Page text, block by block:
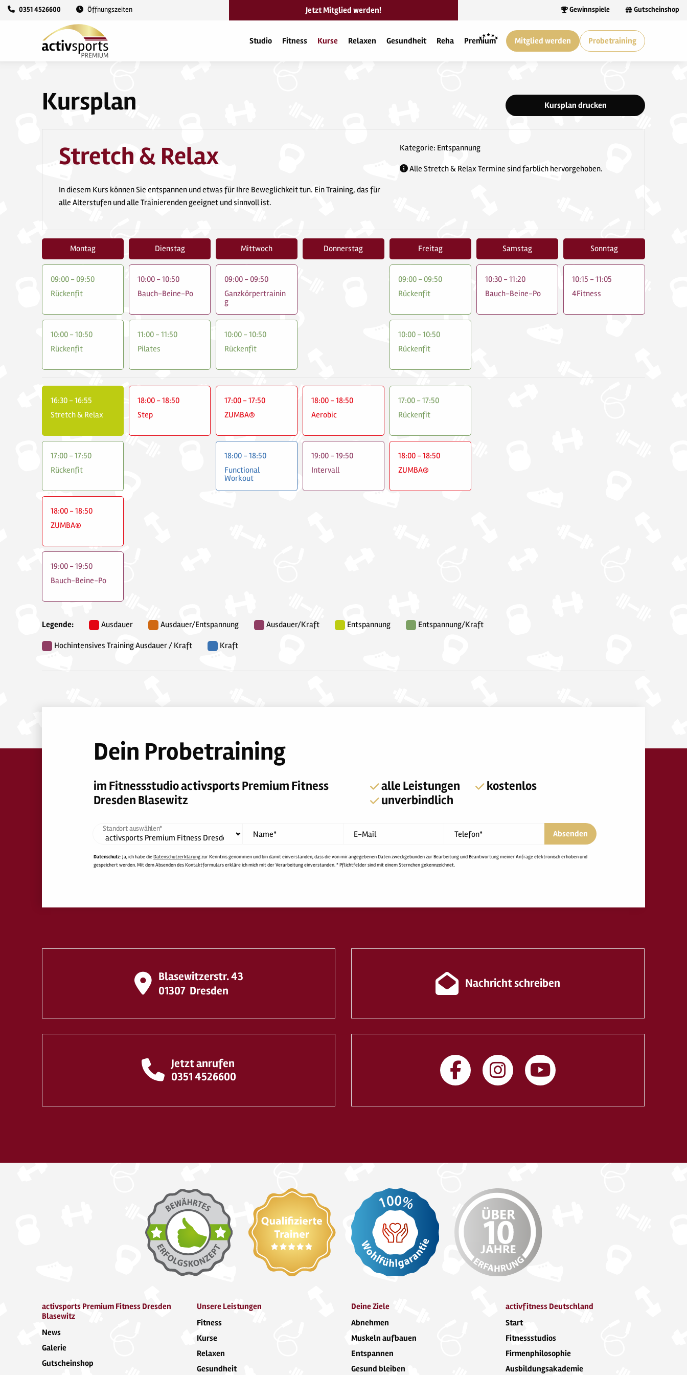
Jetzt Mitglied werden!
0351 4526600 Öffnungszeiten Gewinnspiele Gutscheinshop
Studio Fitness Kurse Relaxen Gesundheit Reha Premium Mitglied werden Probetraining
Kursplan Kursplan drucken
Stretch & Relax
In diesem Kurs können Sie entspannen und etwas für Ihre Beweglichkeit tun. Ein Training, das für
alle Alterstufen und alle Trainierenden geeignet und sinnvoll ist.
Kategorie: Entspannung
Alle Stretch & Relax Termine sind farblich hervorgehoben.
Montag
09:00 - 09:50
Rückenfit
10:00 - 10:50
Rückenfit
Dienstag
10:00 - 10:50
Bauch-Beine-Po
11:00 - 11:50
Pilates
Mittwoch
09:00 - 09:50
Ganzkörpertrainin
g
10:00 - 10:50
Rückenfit
Donnerstag Freitag
09:00 - 09:50
Rückenfit
10:00 - 10:50
Rückenfit
Samstag
10:30 - 11:20
Bauch-Beine-Po
Sonntag
10:15 - 11:05
4Fitness
16:30 - 16:55
Stretch & Relax
17:00 - 17:50
Rückenfit
18:00 - 18:50
ZUMBA®
19:00 - 19:50
Bauch-Beine-Po
18:00 - 18:50
Step
17:00 - 17:50
ZUMBA®
18:00 - 18:50
Functional
Workout
18:00 - 18:50
Aerobic
19:00 - 19:50
Intervall
17:00 - 17:50
Rückenfit
18:00 - 18:50
ZUMBA®
Legende: Ausdauer Ausdauer/Entspannung Ausdauer/Kraft Entspannung Entspannung/Kraft
Hochintensives Training Ausdauer / Kraft Kraft
Dein Probetraining
im Fitnessstudio activsports Premium Fitness
Dresden Blasewitz
alle Leistungen
kostenlos
unverbindlich
Standort auswählen*
Name* E-Mail Telefon* Absenden
Datenschutz: Ja, ich habe dieDatenschutzerklärungzur Kenntnis genommen und bin damit einverstanden, dass die von mir angegebenen Daten zweckgebunden zur Bearbeitung und Beantwortung meiner Anfrage elektronisch erhoben und
gespeichert werden. Mit dem Absenden des Kontaktformulars erkläre ich mich mit der Verarbeitung einverstanden. * Pflichtfelder sind mit einem Sternchen gekennzeichnet.
Blasewitzerstr. 43
01307 Dresden
Nachricht schreiben
Jetzt anrufen
0351 4526600
activsports Premium Fitness Dresden
Blasewitz
News
Galerie
Gutscheinshop
Unsere Leistungen
Fitness
Kurse
Relaxen
Gesundheit
Deine Ziele
Abnehmen
Muskeln aufbauen
Entspannen
Gesund bleiben
activfitness Deutschland
Start
Fitnessstudios
Firmenphilosophie
Ausbildungsakademie